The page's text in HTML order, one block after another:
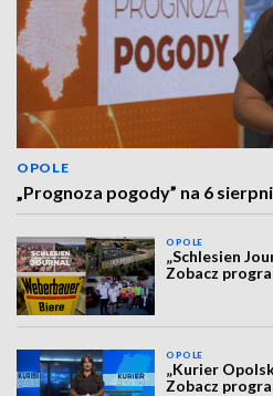
OPOLE
„Prognoza pogody” na 6
OPOLE
„Schlesien
Zobacz
OPOLE
„Kurier
Zobacz